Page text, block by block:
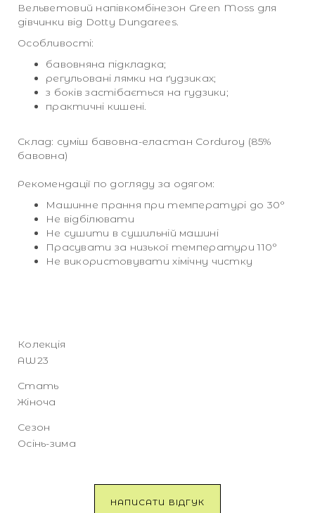
Вельветовий напівкомбінезон Green Moss для
дівчинки від Dotty Dungarees.
Особливості:
бавовняна підкладка;
регульовані лямки на ґудзиках;
з боків застібається на гудзики;
практичні кишені.
Склад: суміш бавовна-еластан Corduroy (85%
бавовна)
Рекомендації по догляду за одягом:
Машинне прання при температурі до 30°
Не відбілювати
Не сушити в сушильній машині
Прасувати за низької температури 110°
Не використовувати хімічну чистку
Колекція
AW23
Стать
Жіноча
Сезон
Осінь-зима
НАПИСАТИ ВІДГУК